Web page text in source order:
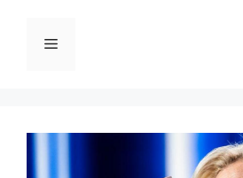
القائمة